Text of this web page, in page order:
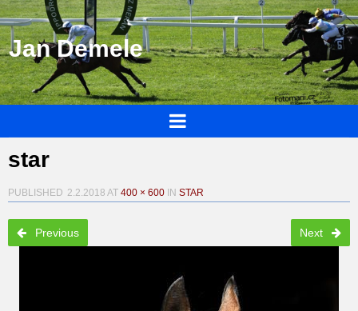
Jan Demele
star
PUBLISHED 2.2.2018 AT 400 × 600 IN STAR
Previous Next